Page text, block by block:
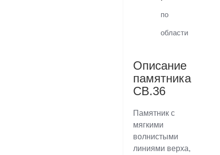
по
области
Описание
памятника
CB.36
Памятник с
мягкими
волнистыми
линиями верха,